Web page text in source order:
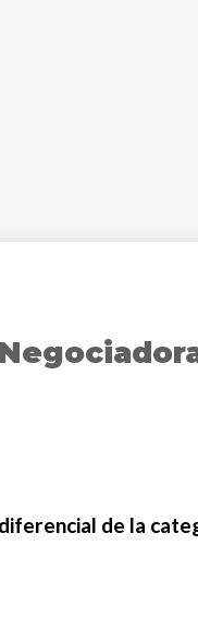
de la